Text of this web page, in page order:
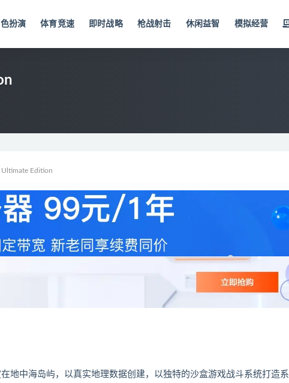
扮演 体育竞速 即时战略 枪战射击 休闲益智 模拟经营
Edition
地中海岛屿，以真实地理数据创建，以独特的沙盒游戏战斗系统打造系